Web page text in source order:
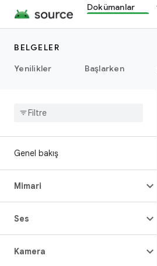
Dokümanlar
BELGELER
Yenilikler
Başlarken
Genel bakış
Mimari
Ses
Kamera